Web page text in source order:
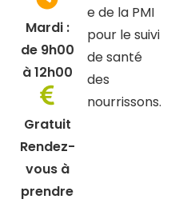
Mardi :
de 9h00
à 12h00
Gratuit
Rendez-
vous à
prendre
e de la PMI
pour le suivi
de santé
des
nourrissons.